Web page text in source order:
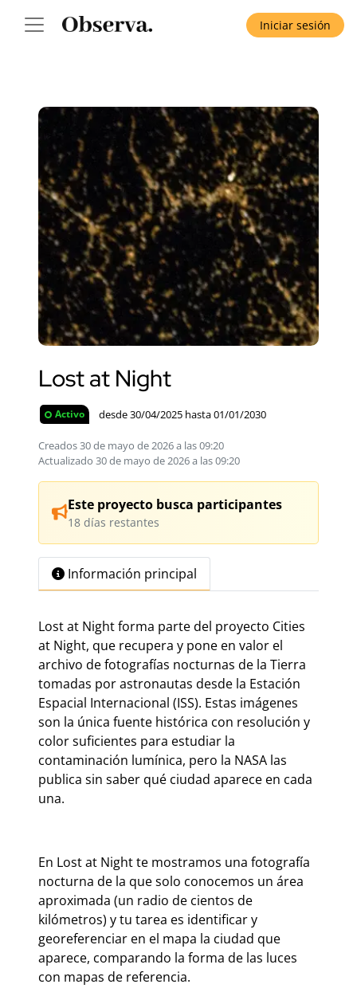
Iniciar sesión
Lost at Night
Activo desde 30/04/2025 hasta 01/01/2030
Creados 30 de mayo de 2026 a las 09:20
Actualizado 30 de mayo de 2026 a las 09:20
Este proyecto busca participantes
18 días restantes
Información principal
Lost at Night forma parte del proyecto Cities
at Night, que recupera y pone en valor el
archivo de fotografías nocturnas de la Tierra
tomadas por astronautas desde la Estación
Espacial Internacional (ISS). Estas imágenes
son la única fuente histórica con resolución y
color suficientes para estudiar la
contaminación lumínica, pero la NASA las
publica sin saber qué ciudad aparece en cada
una.
En Lost at Night te mostramos una fotografía
nocturna de la que solo conocemos un área
aproximada (un radio de cientos de
kilómetros) y tu tarea es identificar y
georeferenciar en el mapa la ciudad que
aparece, comparando la forma de las luces
con mapas de referencia.